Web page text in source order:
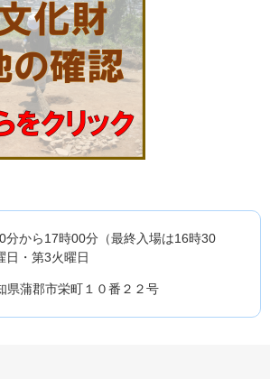
分から17時00分（最終入場は16時30
日・第3火曜日
蒲郡市栄町１０番２２号